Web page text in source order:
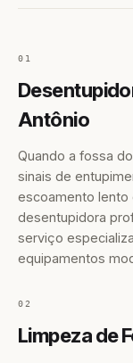
01
Antônio
Quando a fossa
sinais de
escoamento lento
desentupidora
serviço
equipamentos
02
Limpeza de